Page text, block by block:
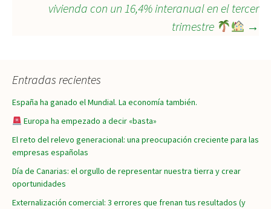
vivienda con un 16,4% interanual en el tercer
trimestre
→
Entradas recientes
España ha ganado el Mundial. La economía también.
Europa ha empezado a decir «basta»
El reto del relevo generacional: una preocupación creciente para las
empresas españolas
Día de Canarias: el orgullo de representar nuestra tierra y crear
oportunidades
Externalización comercial: 3 errores que frenan tus resultados (y